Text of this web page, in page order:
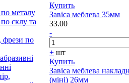
металу
склу та
фрези по
Купить
Завіса меблева 35мм
33.00
-
+ шт
Купить
Завіса меблева
(міні) 26мм